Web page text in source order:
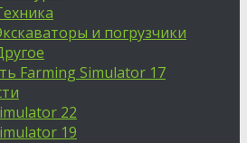
и погрузчики
Farming Simulator 17
22
19